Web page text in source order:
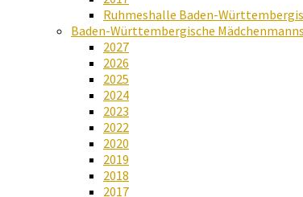
Ruhmeshalle Baden-
Baden-Württembergische
2027
2026
2025
2024
2023
2022
2020
2019
2018
2017